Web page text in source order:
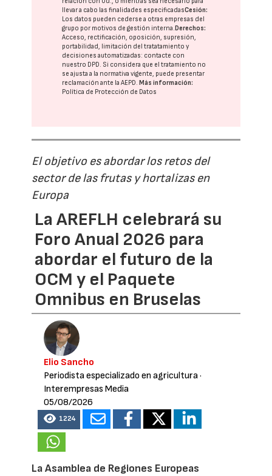
llevar a cabo las finalidades especificadasCesión:
Los datos pueden cederse a otras empresas del
grupo por motivos de gestión interna. Derechos:
Acceso, rectificación, oposición, supresión,
portabilidad, limitación del tratatamiento y
decisiones automatizadas: contacte con
nuestro DPD. Si considera que el tratamiento no
se ajusta a la normativa vigente, puede presentar
reclamación ante laAEPD. Más información:
Política de Protección de Datos
El objetivo es abordar los retos del
sector de las frutas y hortalizas en
Europa
La AREFLH celebrará su
Foro Anual 2026 para
abordar el futuro de la
OCM y el Paquete
Omnibus en Bruselas
Elio Sancho
Periodista especializado en agricultura·
Interempresas Media
05/08/2026
1224
La Asamblea de Regiones Europeas